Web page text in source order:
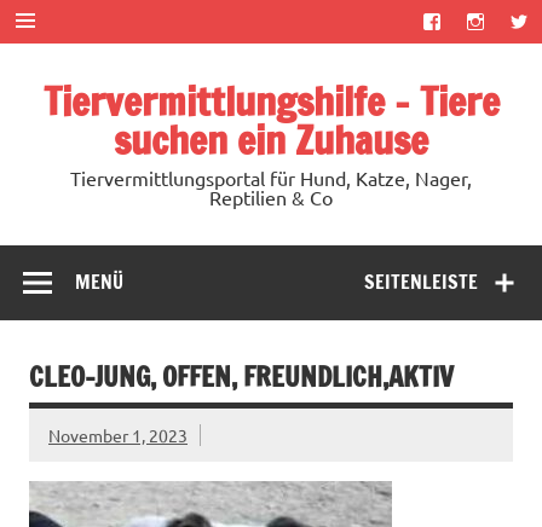
Zum
Inhalt
springen
Tiervermittlungshilfe – Tiere
suchen ein Zuhause
Tiervermittlungsportal für Hund, Katze, Nager,
Reptilien & Co
SEITENLEISTE
MENÜ
CLEO-JUNG, OFFEN, FREUNDLICH,AKTIV
November 1, 2023